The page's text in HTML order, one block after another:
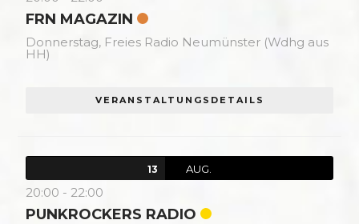
FRN MAGAZIN
Donnerstag, Freies Radio Neumünster (Wdhg aus
HH)
VERANSTALTUNGSDETAILS
13 AUG.
20:00 - 22:00
PUNKROCKERS RADIO